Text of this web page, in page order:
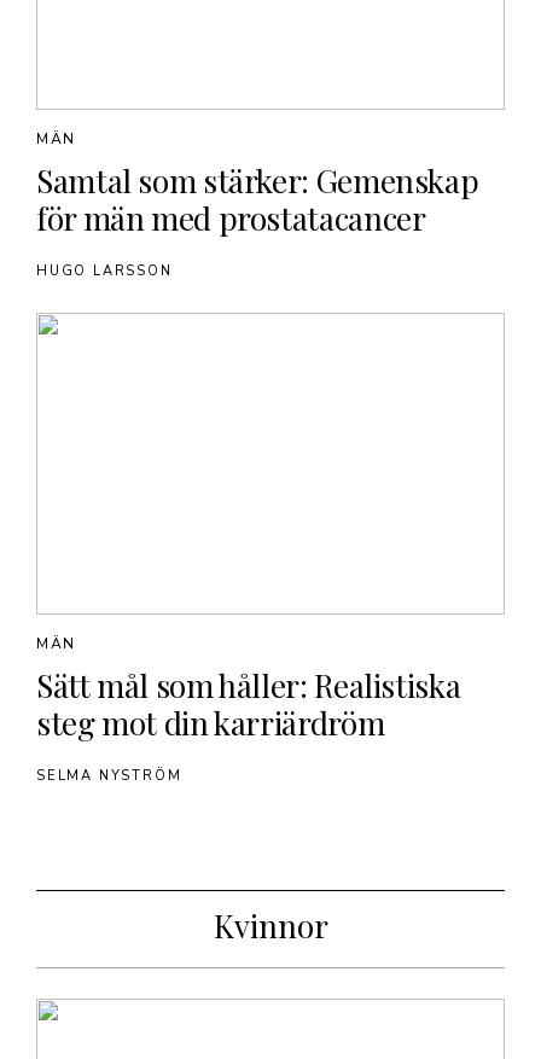
Samtal som stärker: Gemenskap
för män med prostatacancer
MÄN
HUGO LARSSON
Sätt mål som håller: Realistiska
steg mot din karriärdröm
MÄN
SELMA NYSTRÖM
Kvinnor